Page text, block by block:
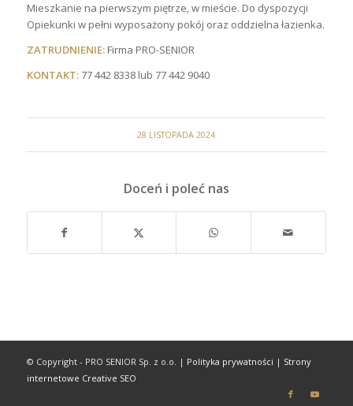
Mieszkanie na pierwszym piętrze, w mieście. Do dyspozycji
Opiekunki w pełni wyposażony pokój oraz oddzielna łazienka.
ZATRUDNIENIE:Firma PRO-SENIOR
KONTAKT:77 442 8338 lub 77 442 9040
28 LISTOPADA 2024
Doceń i poleć nas
© Copyright - PRO SENIOR Sp. z o.o. | Polityka prywatności | Strony
internetowe Creative SEO